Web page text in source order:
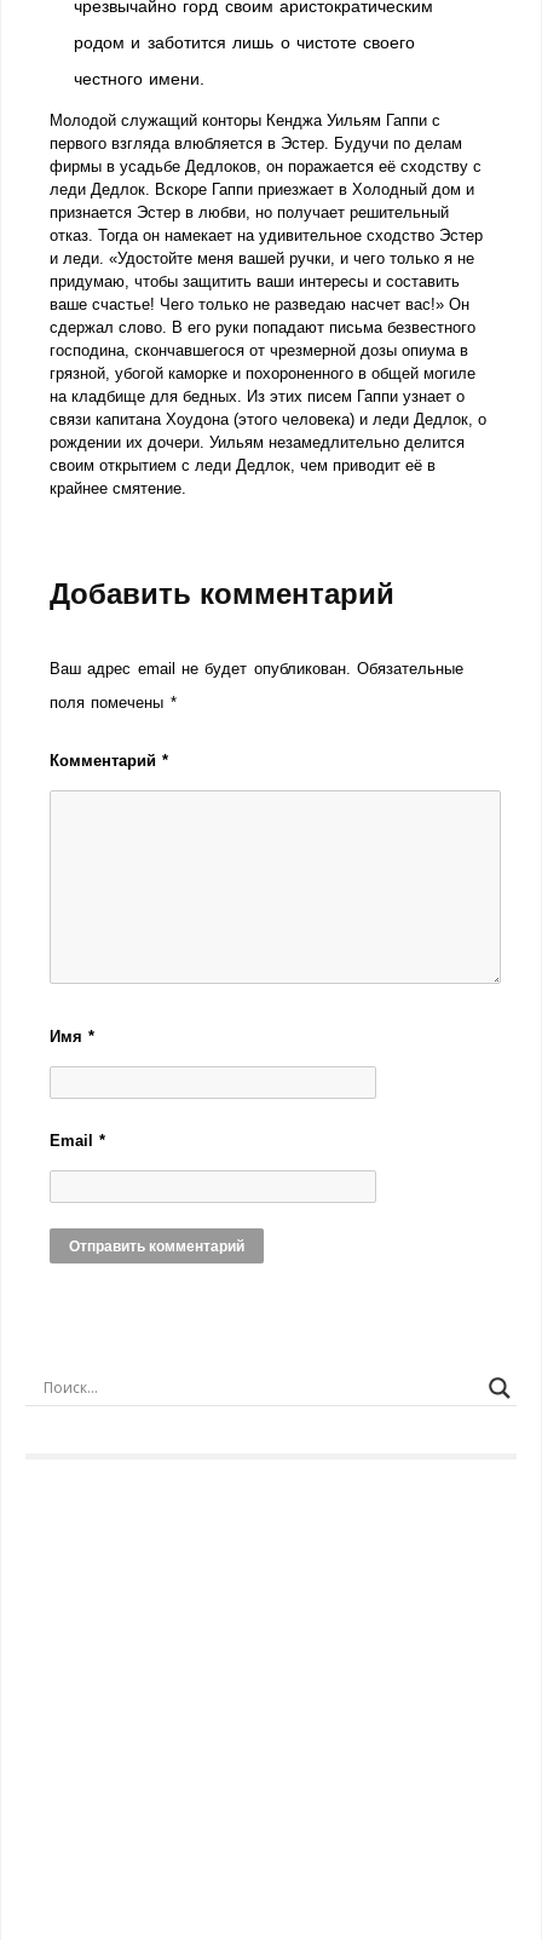
чрезвычайно горд своим аристократическим
родом и заботится лишь о чистоте своего
честного имени.
Молодой служащий конторы Кенджа Уильям Гаппи с
первого взгляда влюбляется в Эстер. Будучи по делам
фирмы в усадьбе Дедлоков, он поражается её сходству с
леди Дедлок. Вскоре Гаппи приезжает в Холодный дом и
признается Эстер в любви, но получает решительный
отказ. Тогда он намекает на удивительное сходство Эстер
и леди. «Удостойте меня вашей ручки, и чего только я не
придумаю, чтобы защитить ваши интересы и составить
ваше счастье! Чего только не разведаю насчет вас!» Он
сдержал слово. В его руки попадают письма безвестного
господина, скончавшегося от чрезмерной дозы опиума в
грязной, убогой каморке и похороненного в общей могиле
на кладбище для бедных. Из этих писем Гаппи узнает о
связи капитана Хоудона (этого человека) и леди Дедлок, о
рождении их дочери. Уильям незамедлительно делится
своим открытием с леди Дедлок, чем приводит её в
крайнее смятение.
Добавить комментарий
Ваш адрес email не будет опубликован. Обязательные
поля помечены *
Комментарий*
Имя*
Email*